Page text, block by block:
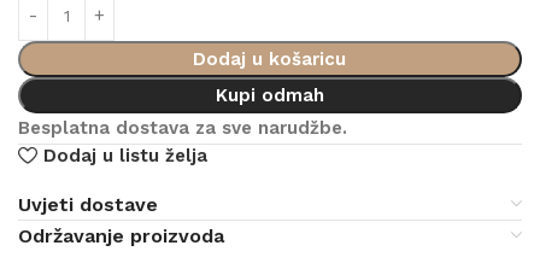
Dodaj u košaricu
Kupi odmah
Besplatna dostava za sve narudžbe.
Dodaj u listu želja
Uvjeti dostave
Održavanje proizvoda